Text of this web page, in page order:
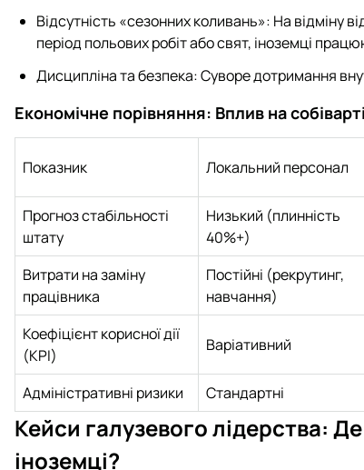
Відсутність «сезонних коливань»: На відміну
період польових робіт або свят, іноземці
Дисципліна та безпека: Суворе дотримання
Економічне порівняння: Вплив на
Показник Локальний персонал
Прогноз стабільності
штату
Низький (плинність
40%+)
Витрати на заміну
працівника
Постійні (рекрутинг,
навчання)
Коефіцієнт корисної дії
(KPI)
Варіативний
Адміністративні ризики
Стандартні
Кейси галузевого лідерства:
іноземці?